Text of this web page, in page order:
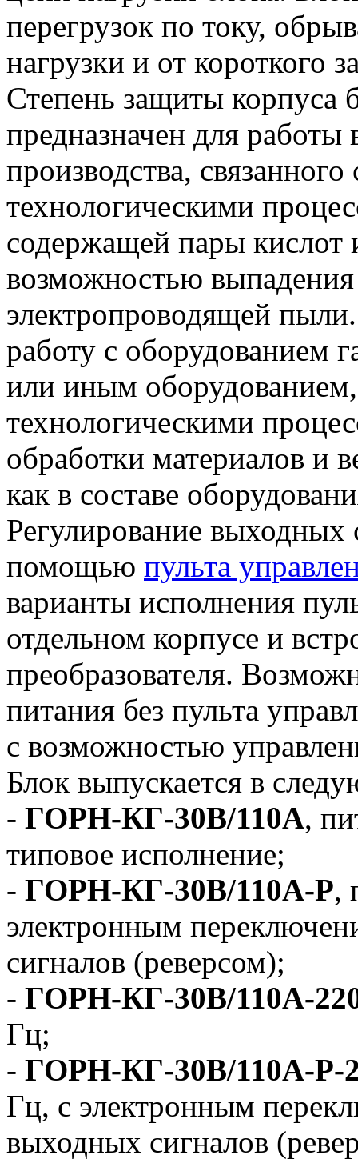
перегрузок по току,
нагрузки и от короткого
Степень защиты корпуса
предназначен для
производства,
технологическими
содержащей пары кислот
возможностью
электропроводящей
работу с оборудованием
или иным
технологическими
обработки материалов и
как в составе
Регулирование выходных
помощью пульта
варианты исполнения
отдельном корпусе и
преобразователя.
питания без пульта
с возможностью
Блок выпускается в
- ГОРН-КГ-30В/110А,
типовое исполнение;
- ГОРН-КГ-30В/110А-Р,
электронным
сигналов (реверсом);
- ГОРН-КГ-30В/110А-
Гц;
- ГОРН-КГ-30В/110А-Р-
Гц, с электронным
выходных сигналов